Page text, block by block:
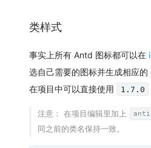
类样式
事实上所有 Antd 图标都可以在
选自己需要的图标并生成相应
在项目中可以直接使用
1.7.0
注意： 在项目编辑里加上
同之前的类名保持一致。